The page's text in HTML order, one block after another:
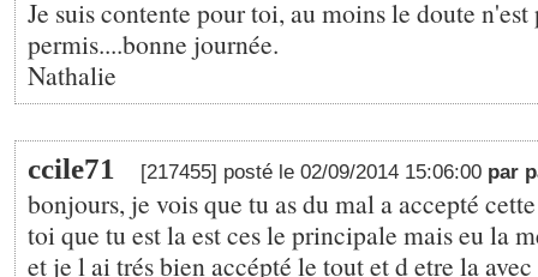
Je suis contente pour toi, au moins le doute n'est
permis....bonne journée.
Nathalie
ccile71 [217455] posté le 02/09/2014 15:06:00 par
bonjours, je vois que tu as du mal a accepté
toi que tu est la est ces le principale mais eu la
et je l ai trés bien accépté le tout et d etre la